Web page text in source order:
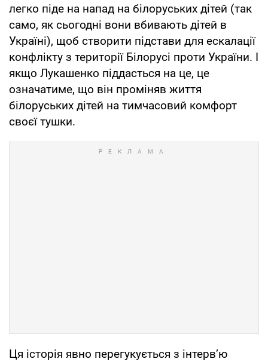
легко піде на напад на білоруських дітей (так
само, як сьогодні вони вбивають дітей в
Україні), щоб створити підстави для ескалації
конфлікту з території Білорусі проти України. І
якщо Лукашенко піддасться на це, це
означатиме, що він проміняв життя
білоруських дітей на тимчасовий комфорт
своєї тушки.
Ця історія явно перегукується з інтерв’ю